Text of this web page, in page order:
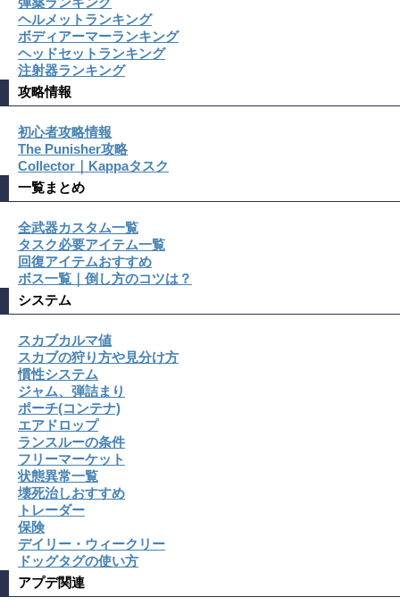
ヘルメットランキング
ボディアーマーランキング
ヘッドセットランキング
注射器ランキング
攻略情報
初心者攻略情報
The Punisher攻略
Collector｜Kappaタスク
一覧まとめ
全武器カスタム一覧
タスク必要アイテム一覧
回復アイテムおすすめ
ボス一覧｜倒し方のコツは？
システム
スカブカルマ値
スカブの狩り方や見分け方
慣性システム
ジャム、弾詰まり
ポーチ(コンテナ)
エアドロップ
ランスルーの条件
フリーマーケット
状態異常一覧
壊死治しおすすめ
トレーダー
保険
デイリー・ウィークリー
ドッグタグの使い方
アプデ関連